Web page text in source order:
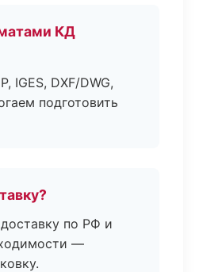
КД
IGES, DXF/DWG,
подготовить
по РФ и
—